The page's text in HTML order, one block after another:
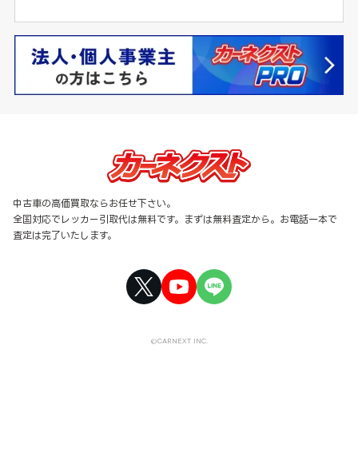
中古車の高価買取ならお任せ下さい。
全国対応でレッカー引取代は無料です。まずは無料査定から。お電話一本で
査定は完了いたします。
©CARNEXT INC.